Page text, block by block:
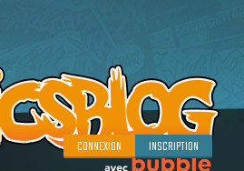
CONNEXION INSCRIPTION